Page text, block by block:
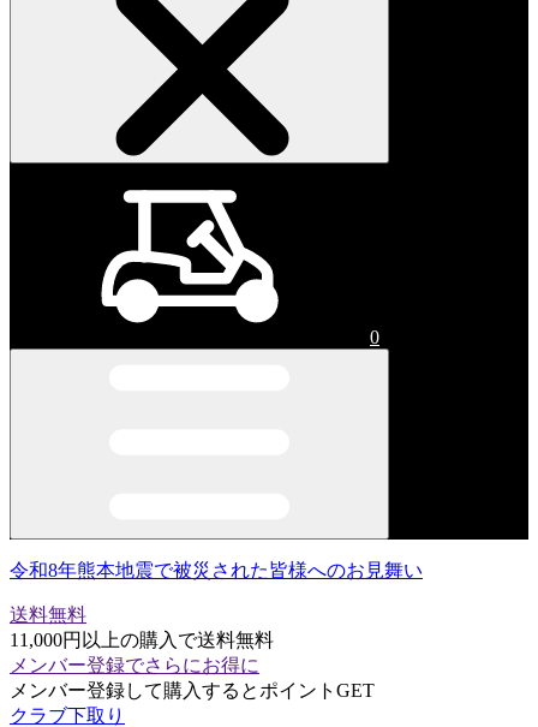
0
令和8年熊本地震で被災された皆様へのお見舞い
送料無料
11,000円以上の購入で送料無料
メンバー登録でさらにお得に
メンバー登録して購入するとポイントGET
クラブ下取り